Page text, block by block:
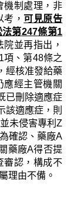
機制處理，非
考，可見原告
第247條第1
院並再指出，
1項、第48條之
經核准發給藥
應經主管機關
已刪除適應症
該適應症，則
並未侵害專利Z
確認、藥廠A
藥廠A得否提
審認，構成不
理由不備。